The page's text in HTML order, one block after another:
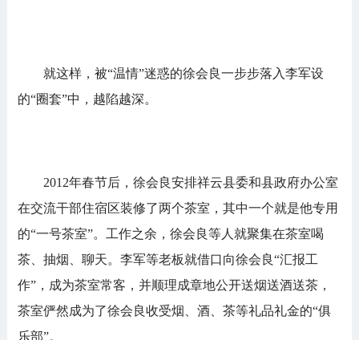
就这样，被“温情”迷惑的徐会良一步步落入李军设
的“圈套”中，越陷越深。
2012年春节后，徐会良安排祥云县委和县政府办公室
在交流干部住宿区装修了两个茶室，其中一个就是他专用
的“一号茶室”。工作之余，徐会良等人就聚集在茶室喝
茶、抽烟、聊天。李军等老板就借口向徐会良“汇报工
作”，成为茶室常客，并顺理成章地公开送烟送酒送茶，
茶室俨然成为了徐会良收受烟、酒、茶等礼品礼金的“俱
乐部”。